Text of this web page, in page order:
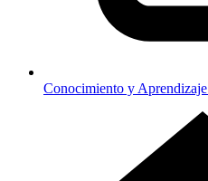
Conocimiento y Aprendizaje